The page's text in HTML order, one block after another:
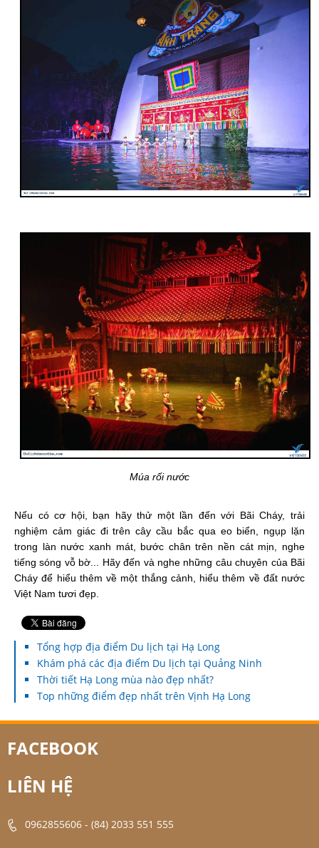
Múa rối nước
Nếu có cơ hội, bạn hãy thử một lần đến với Bãi Cháy, trải
nghiệm cảm giác đi trên cây cầu bắc qua eo biển, ngụp lặn
trong làn nước xanh mát, bước chân trên nền cát mịn, nghe
tiếng sóng vỗ bờ... Hãy đến và nghe những câu chuỵên của Bãi
Cháy để hiểu thêm về một thắng cảnh, hiểu thêm về đất nước
Việt Nam tươi đẹp.
Tổng hợp địa điểm Du lịch tại Hạ Long
Khám phá các địa điểm Du lịch tại Quảng Ninh
Thời tiết Hạ Long mùa nào đẹp nhất?
Top những điểm đẹp nhất trên Vịnh Hạ Long
FACEBOOK
LIÊN HỆ
0962855606 - (84) 2033 551 555